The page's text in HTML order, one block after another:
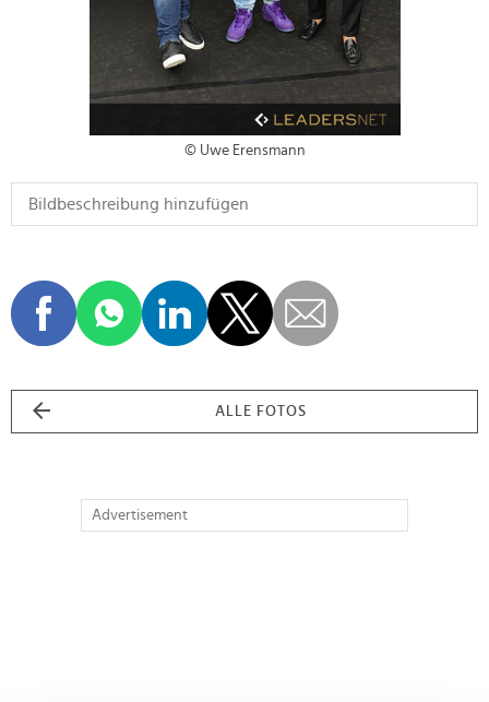
© Uwe Erensmann
ALLE FOTOS
Advertisement